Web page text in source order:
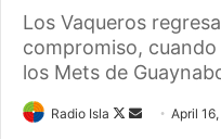
Los Vaqueros
compromiso,
los Mets de
Radio Isla
Follow
Send April